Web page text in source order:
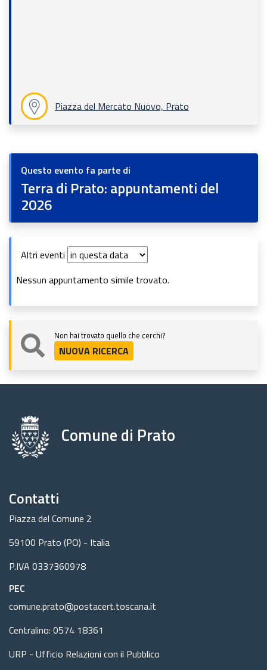
Piazza del Mercato Nuovo, Prato
Questo evento fa parte di
Terra di Prato: appuntamenti del
2026
Altri eventi
Nessun appuntamento simile trovato.
Non hai trovato quello che cerchi?
NUOVA RICERCA
Comune di Prato
Contatti
Piazza del Comune 2
59100 Prato (PO) - Italia
P.IVA 0337360978
PEC
comune.prato@postacert.toscana.it
Centralino: 0574 18361
URP - Ufficio Relazioni con il Pubblico